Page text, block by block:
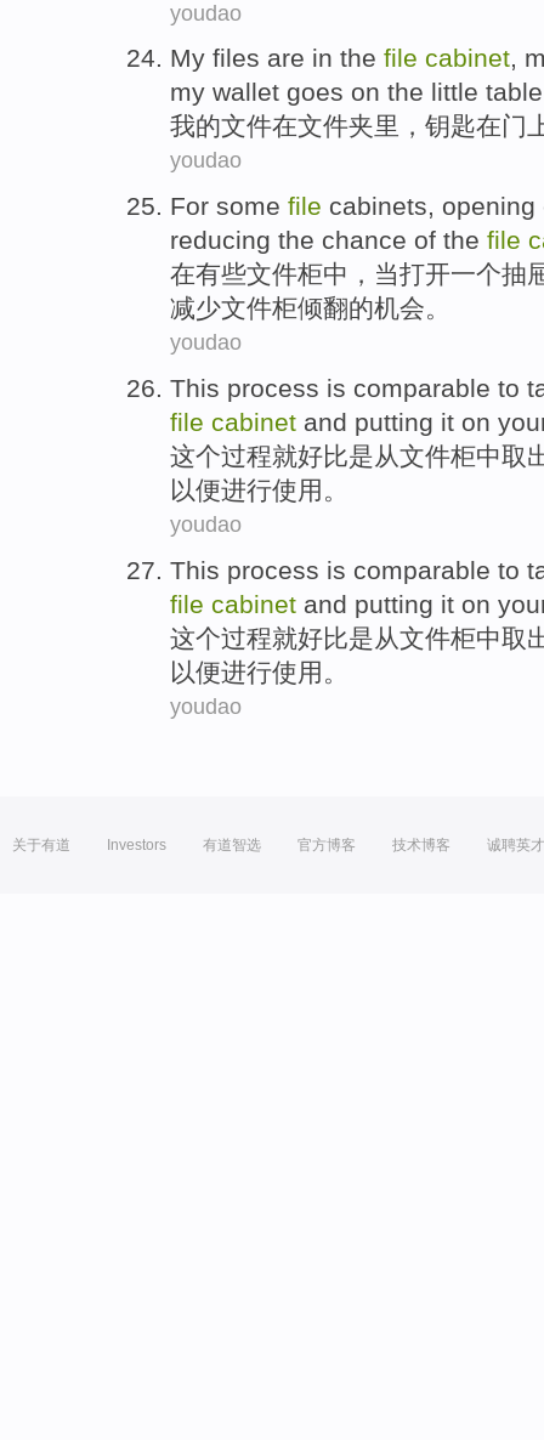
youdao
My files are in the file cabinet,
my wallet goes on the little table
我的文件在文件夹里， 钥匙在门
youdao
For some file cabinets, opening
reducing the chance of the file
在有些文件柜中， 当打开一个抽
减少文件柜倾翻的机会。
youdao
This process is comparable to
file cabinet and putting it on
这个过程就好比是从文件柜中取
以便进行使用 。
youdao
This process is comparable to
file cabinet and putting it on
这个过程就好比是从文件柜中取
以便进行使用 。
youdao
关于有道 Investors 有道智选 官方博客 技术博客 诚聘英才